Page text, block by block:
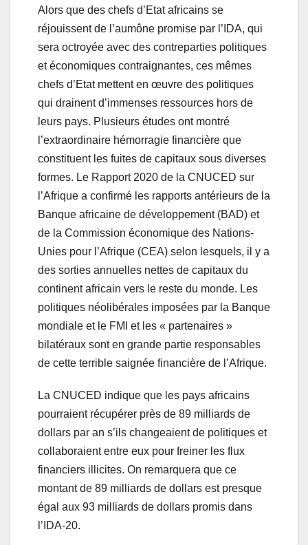
Alors que des chefs d’Etat africains se
réjouissent de l’aumône promise par l’IDA, qui
sera octroyée avec des contreparties politiques
et économiques contraignantes, ces mêmes
chefs d’Etat mettent en œuvre des politiques
qui drainent d’immenses ressources hors de
leurs pays. Plusieurs études ont montré
l’extraordinaire hémorragie financière que
constituent les fuites de capitaux sous diverses
formes. Le Rapport 2020 de la CNUCED sur
l’Afrique a confirmé les rapports antérieurs de la
Banque africaine de développement (BAD) et
de la Commission économique des Nations-
Unies pour l’Afrique (CEA) selon lesquels, il y a
des sorties annuelles nettes de capitaux du
continent africain vers le reste du monde. Les
politiques néolibérales imposées par la Banque
mondiale et le FMI et les « partenaires »
bilatéraux sont en grande partie responsables
de cette terrible saignée financière de l’Afrique.
La CNUCED indique que les pays africains
pourraient récupérer près de 89 milliards de
dollars par an s’ils changeaient de politiques et
collaboraient entre eux pour freiner les flux
financiers illicites. On remarquera que ce
montant de 89 milliards de dollars est presque
égal aux 93 milliards de dollars promis dans
l’IDA-20.